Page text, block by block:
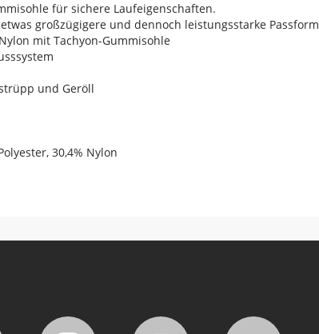
für sichere Laufeigenschaften.
großzügigere und dennoch leistungsstarke Passform
mit Tachyon-Gummisohle
und Geröll
30,4% Nylon